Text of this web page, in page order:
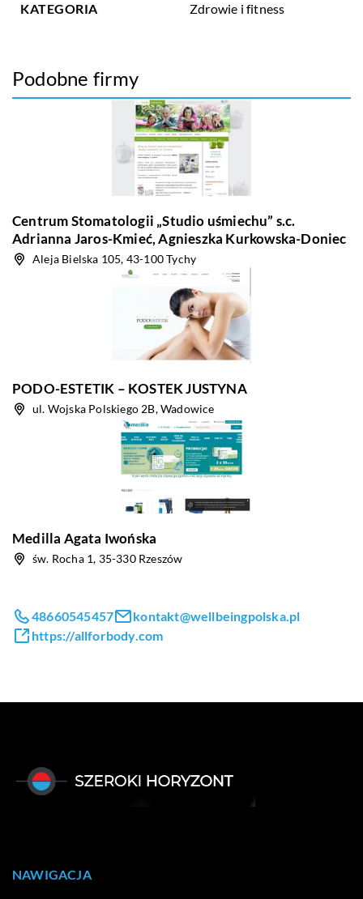
KATEGORIA Zdrowie i fitness
Podobne firmy
Centrum Stomatologii „Studio uśmiechu” s.c.
Adrianna Jaros-Kmieć, Agnieszka Kurkowska-Doniec
Aleja Bielska 105, 43-100 Tychy
PODO-ESTETIK – KOSTEK JUSTYNA
ul. Wojska Polskiego 2B, Wadowice
Medilla Agata Iwońska
św. Rocha 1, 35-330 Rzeszów
48660545457
kontakt@wellbeingpolska.pl
https://allforbody.com
NAWIGACJA